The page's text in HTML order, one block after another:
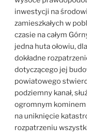
inwestycji na
zamieszkałych w
czasie na całym
jedna huta ołowiu,
dokładne
dotyczącego jej
powiatowego
podziemny kanał,
ogromnym kominem
na uniknięcie
rozpatrzeniu